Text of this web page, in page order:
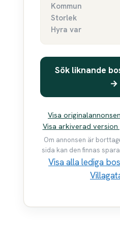
Kommun
Storlek
Hyra var
Sök liknande
→
Visa
Visa arkiverad version
Om annonsen är
sida kan den finnas
Visa alla lediga